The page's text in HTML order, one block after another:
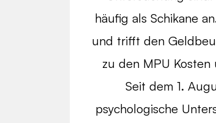
häufig als Schikane
und trifft den
zu den MPU
Seit dem 1.
psychologische